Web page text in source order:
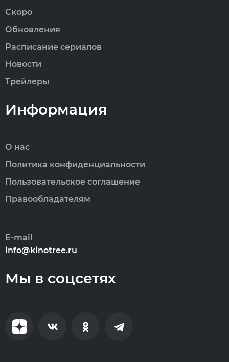
Скоро
Обновления
Расписание сериалов
Новости
Трейлеры
Информация
О нас
Политика конфиденциальности
Пользовательское соглашение
Правообладателям
E-mail
info@kinotree.ru
Мы в соцсетях